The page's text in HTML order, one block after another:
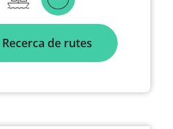
Recerca de rutes